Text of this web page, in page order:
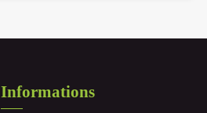
Informations